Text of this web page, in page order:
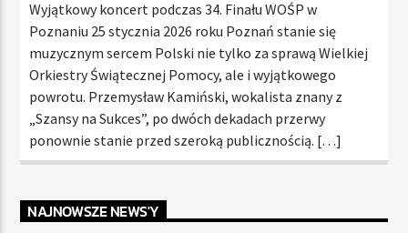
Wyjątkowy koncert podczas 34. Finału WOŚP w
Poznaniu 25 stycznia 2026 roku Poznań stanie się
muzycznym sercem Polski nie tylko za sprawą Wielkiej
Orkiestry Świątecznej Pomocy, ale i wyjątkowego
powrotu. Przemysław Kamiński, wokalista znany z
„Szansy na Sukces”, po dwóch dekadach przerwy
ponownie stanie przed szeroką publicznością. […]
NAJNOWSZE NEWS'Y